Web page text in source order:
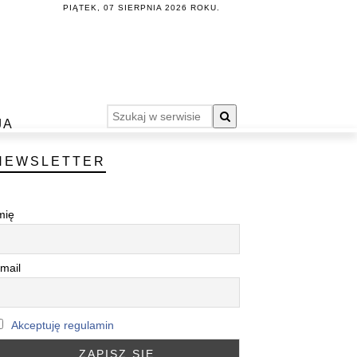
PIĄTEK, 07 SIERPNIA 2026 ROKU.
Akceptuję regulamin